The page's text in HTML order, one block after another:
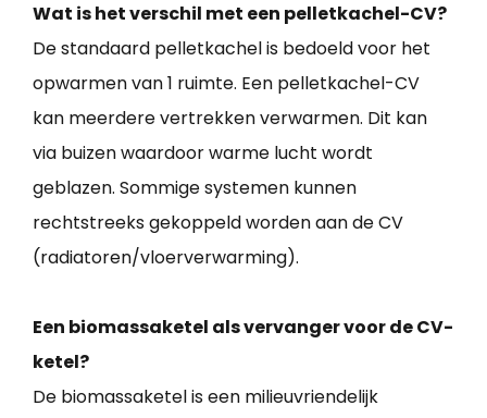
Wat is het verschil met een pelletkachel-CV?
De standaard pelletkachel is bedoeld voor het
opwarmen van 1 ruimte. Een pelletkachel-CV
kan meerdere vertrekken verwarmen. Dit kan
via buizen waardoor warme lucht wordt
geblazen. Sommige systemen kunnen
rechtstreeks gekoppeld worden aan de CV
(radiatoren/vloerverwarming).
Een biomassaketel als vervanger voor de CV-
ketel?
De biomassaketel is een milieuvriendelijk